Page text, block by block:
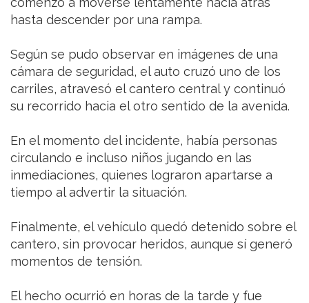
hasta descender por una rampa.
Según se pudo observar en imágenes de una
cámara de seguridad, el auto cruzó uno de los
carriles, atravesó el cantero central y continuó
su recorrido hacia el otro sentido de la avenida.
En el momento del incidente, había personas
circulando e incluso niños jugando en las
inmediaciones, quienes lograron apartarse a
tiempo al advertir la situación.
Finalmente, el vehículo quedó detenido sobre el
cantero, sin provocar heridos, aunque sí generó
momentos de tensión.
El hecho ocurrió en horas de la tarde y fue